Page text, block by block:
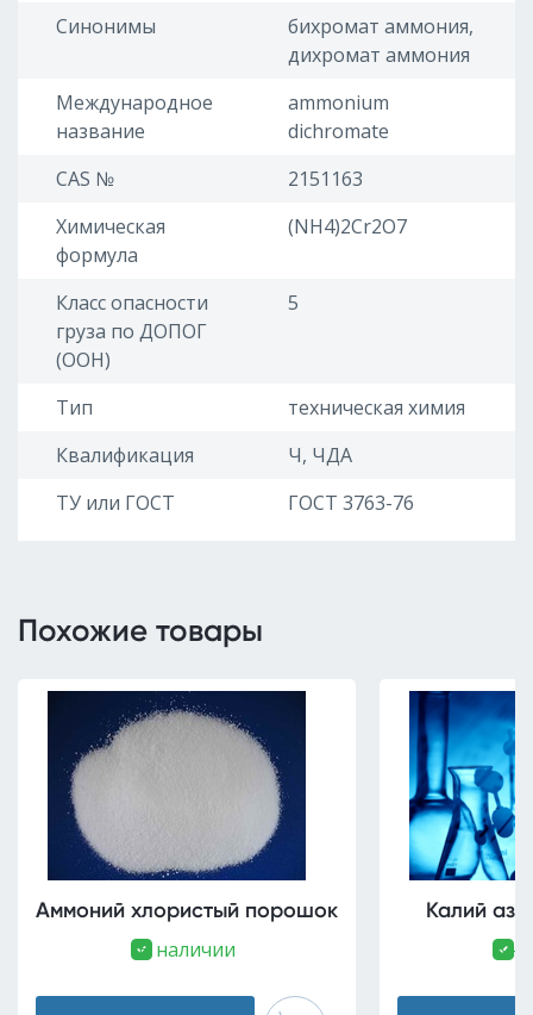
Синонимы
бихромат аммония,
дихромат аммония
Международное
название
ammonium
dichromate
CAS №
2151163
Химическая
формула
(NH4)2Cr2O7
Класс опасности
груза по ДОПОГ
(ООН)
5
Тип
техническая химия
Квалификация
Ч, ЧДА
ТУ или ГОСТ
ГОСТ 3763-76
Похожие товары
Аммоний хлористый порошок
В наличии
Калий
В